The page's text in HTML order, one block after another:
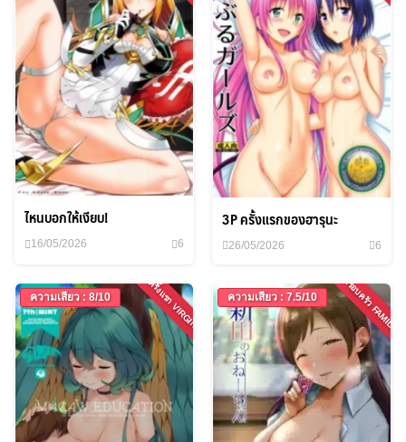
ไหนบอกให้เงียบ!
16/05/2026 6
3P ครั้งแรกของฮารุนะ
26/05/2026 6
ครั้งแรก VIRGIN
ความเสียว : 8/10 ครอบครัว FAMILY
ความเสียว : 7.5/10